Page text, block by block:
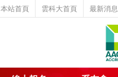
最新消息
雲科大首頁
本站首頁